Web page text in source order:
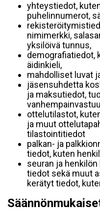
yhteystiedot,
puhelinnumerot,
nimimerkki,
yksilöivä tunnus,
demografiatiedot,
äidinkieli,
mahdolliset luvat
jäsensuhdetta
ja maksutiedot,
ottelutilastot,
ja muut
tilastointitiedot
palkan- ja
tiedot, kuten
seuran ja
tiedot sekä muut
kerätyt tiedot,